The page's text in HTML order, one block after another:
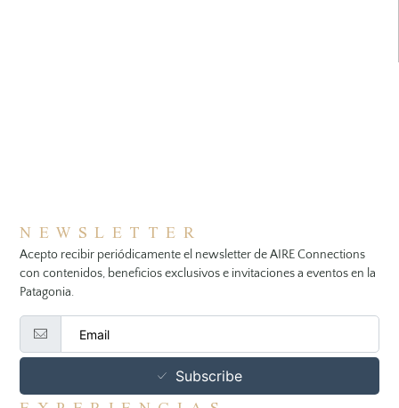
NEWSLETTER
Acepto recibir periódicamente el newsletter de AIRE Connections
con contenidos, beneficios exclusivos e invitaciones a eventos en la
Patagonia.
Subscribe